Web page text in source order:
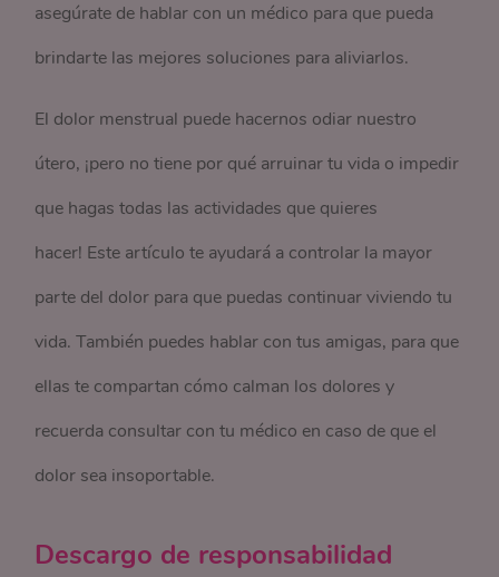
asegúrate de hablar con un médico para que pueda
brindarte las mejores soluciones para aliviarlos.
El dolor menstrual puede hacernos odiar nuestro
útero, ¡pero no tiene por qué arruinar tu vida o impedir
que hagas todas las actividades que quieres
hacer! Este artículo te ayudará a controlar la mayor
parte del dolor para que puedas continuar viviendo tu
vida. También puedes hablar con tus amigas, para que
ellas te compartan cómo calman los dolores y
recuerda consultar con tu médico en caso de que el
dolor sea insoportable.
Descargo de responsabilidad